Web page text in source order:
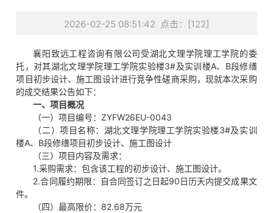
2026-02-25 08:51:42 点击：[122]
襄阳致远工程咨询有限公司受湖北文理学院理工学院的委
托，对其湖北文理学院理工学院实验楼3#及实训楼A、B段修缮
项目初步设计、施工图设计进行竞争性磋商采购，现就本次采购
的成交结果公告如下：
一、项目概况
（一）项目编号：ZYFW26EU-0043
（二）项目名称：湖北文理学院理工学院实验楼3#及实训
楼A、B段修缮项目初步设计、施工图设计
（三）项目内容及需求：
1.采购需求：包含该工程的初步设计、施工图设计。
2.合同履约期限：自合同签订之日起90日历天内提交成果文
件。
（四）最高限价：82.68万元